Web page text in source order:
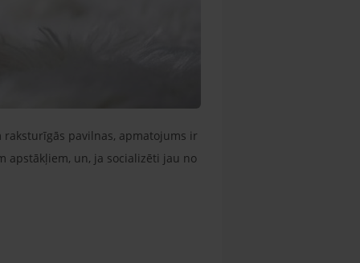
pavilnas, apmatojums ir
apstākļiem, un, ja socializēti jau no